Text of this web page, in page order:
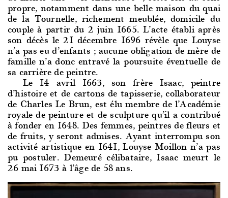
propre, notamment dans une belle maison du quai
de la Tournelle, richement meublée, domicile du
couple à partir du 2 juin 1665. L’acte établi après
son décès le 21 décembre 1696 révèle que Louyse
n’a pas eu d’enfants ; aucune obligation de mère de
famille n’a donc entravé la poursuite éventuelle de
sa carrière de peintre.
Le 14 avril 1663, son frère Isaac, peintre
d’histoire et de cartons de tapisserie, collaborateur
de Charles Le Brun, est élu membre de l’Académie
royale de peinture et de sculpture qu’il a contribué
à fonder en 1648. Des femmes, peintres de fleurs et
de fruits, y seront admises. Ayant interrompu son
activité artistique en 1641, Louyse Moillon n’a pas
pu postuler. Demeuré célibataire, Isaac meurt le
26 mai 1673 à l’âge de 58 ans.